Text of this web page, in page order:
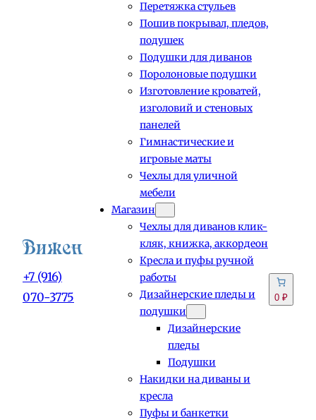
+7 (916)
070-3775
Перетяжка стульев
Пошив покрывал, пледов,
подушек
Подушки для диванов
Поролоновые подушки
Изготовление кроватей,
изголовий и стеновых
панелей
Гимнастические и
игровые маты
Чехлы для уличной
мебели
Магазин
Чехлы для диванов клик-
кляк, книжка, аккордеон
Кресла и пуфы ручной
работы
Дизайнерские пледы и
подушки
Дизайнерские
пледы
Подушки
Накидки на диваны и
кресла
Пуфы и банкетки
0 ₽